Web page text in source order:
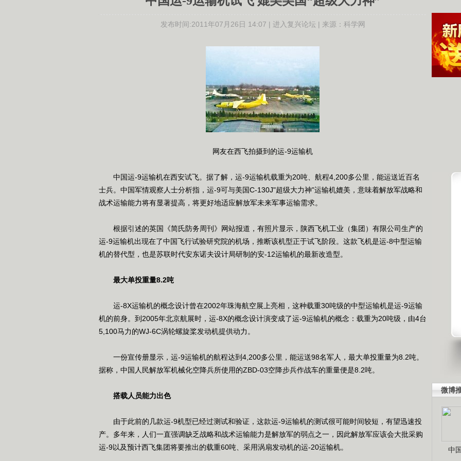
微博
中
发布时间:2011年07月26日 14:07 | 进入复兴论坛| 来源： 科学网
网友在西飞拍摄到的运-9运输机
中国运-9运输机在西安试飞。据了解，运-9运输机载重为20吨、航程4,200多公里，能运送近百名
士兵。中国军情观察人士分析指，运-9可与美国C-130J"超级大力神"运输机媲美，意味着解放军战略和
战术运输能力将有显著提高，将更好地适应解放军未来军事运输需求。
根据引述的英国《简氏防务周刊》网站报道，有照片显示，陕西飞机工业（集团）有限公司生产的
运-9运输机出现在了中国飞行试验研究院的机场，推断该机型正于试飞阶段。这款飞机是运-8中型运输
机的替代型，也是苏联时代安东诺夫设计局研制的安-12运输机的最新改造型。
最大单投重量8.2吨
运-8X运输机的概念设计曾在2002年珠海航空展上亮相，这种载重30吨级的中型运输机是运-9运输
机的前身。到2005年北京航展时，运-8X的概念设计演变成了运-9运输机的概念：载重为20吨级，由4台
5,100马力的WJ-6C涡轮螺旋桨发动机提供动力。
一份宣传册显示，运-9运输机的航程达到4,200多公里，能运送98名军人，最大单投重量为8.2吨。
据称，中国人民解放军机械化空降兵所使用的ZBD-03空降步兵作战车的重量便是8.2吨。
搭载人员能力出色
由于此前的几款运-9机型已经过测试和验证，这款运-9运输机的测试很可能时间较短，有望迅速投
产。多年来，人们一直强调缺乏战略和战术运输能力是解放军的弱点之一，因此解放军应该会大批采购
运-9以及预计西飞集团将要推出的载重60吨、采用涡扇发动机的运-20运输机。